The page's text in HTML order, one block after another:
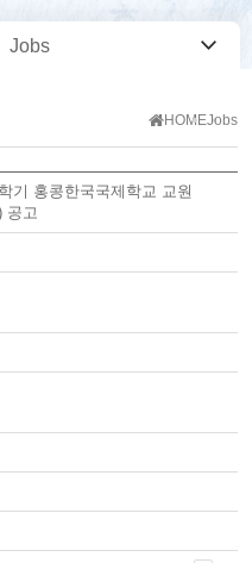
Jobs
HOMEJobs
기 홍콩한국국제학교 교원
공고